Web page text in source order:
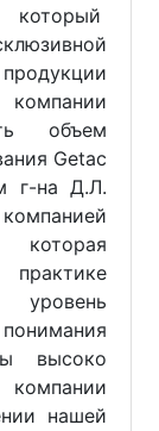
который
объем
Getac
г-на Д.Л.
уровень
высоко
нашей